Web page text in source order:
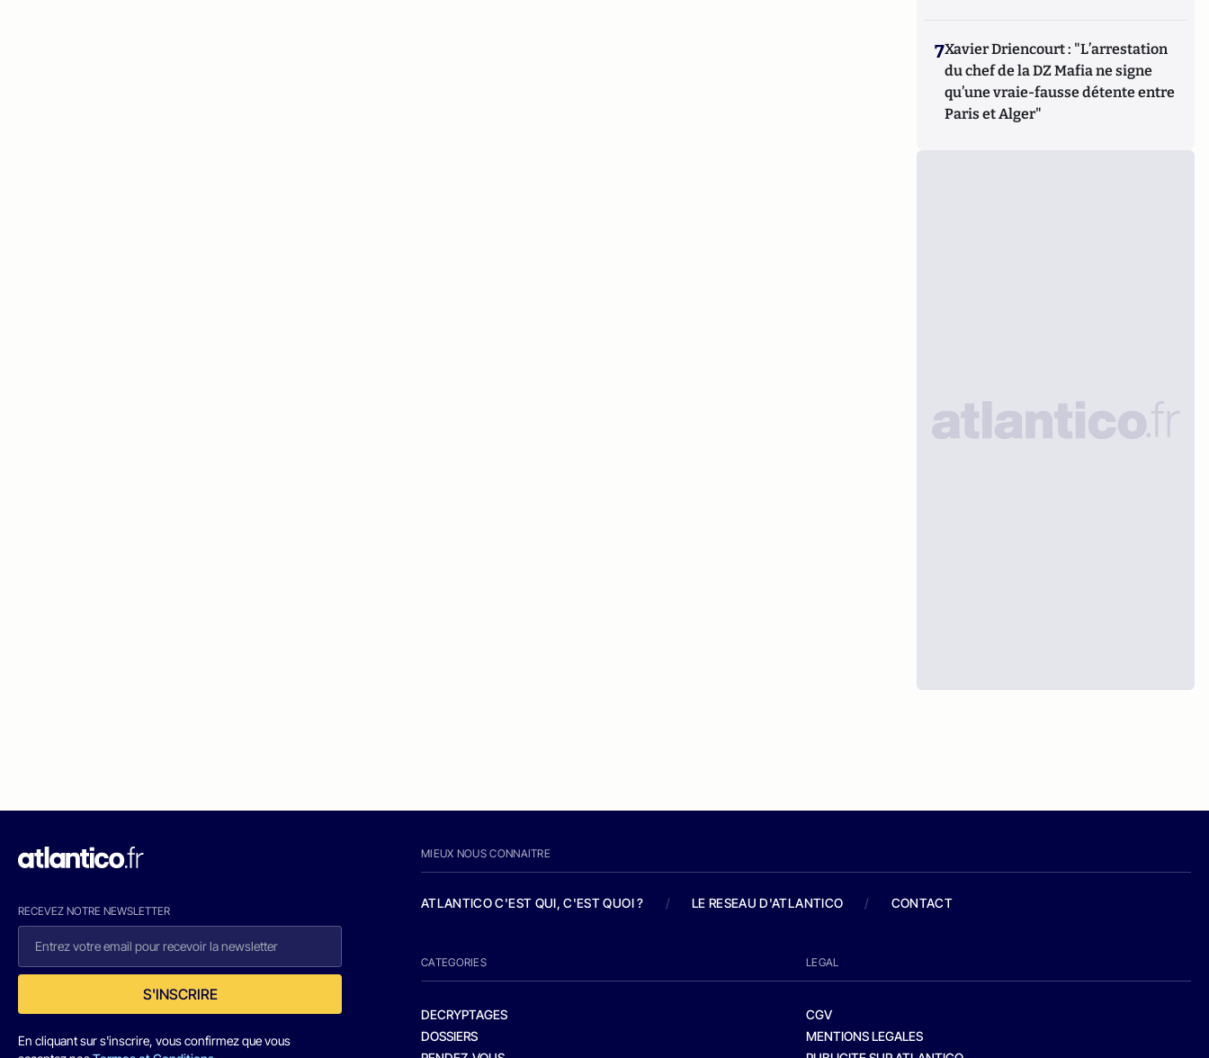
7Xavier Driencourt : "L’arrestation
du chef de la DZ Mafia ne signe
qu’une vraie-fausse détente entre
Paris et Alger"
RECEVEZ NOTRE NEWSLETTER
S'INSCRIRE
En cliquant sur s'inscrire, vous confirmez que vous
MIEUX NOUS CONNAITRE
ATLANTICO C'EST QUI, C'EST QUOI ? / LE RESEAU D'ATLANTICO / CONTACT
CATEGORIES
DECRYPTAGES
DOSSIERS
LEGAL
CGV
MENTIONS LEGALES